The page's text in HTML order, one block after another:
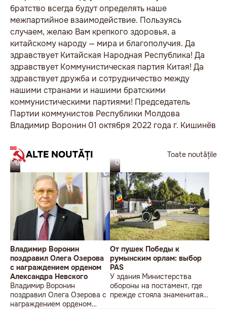
братство всегда будут определять наше
межпартийное взаимодействие. Пользуясь
случаем, желаю Вам крепкого здоровья, а
китайскому народу — мира и благополучия. Да
здравствует Китайская Народная Республика! Да
здравствует Коммунистическая партия Китая! Да
здравствует дружба и сотрудничество между
нашими странами и нашими братскими
коммунистическими партиями! Председатель
Партии коммунистов Республики Молдова
Владимир Воронин 01 октября 2022 года г. Кишинёв
ALTE NOUTĂȚI
Toate noutățile
07.08.26
Владимир Воронин
поздравил Олега Озерова
с награждением орденом
Александра Невского
Владимир Воронин
поздравил Олега Озерова с
награждением орденом
06.08.26
От пушек Победы к
румынским орлам: выбор
PAS
У здания Министерства
обороны на постамент, где
прежде стояла знаменитая